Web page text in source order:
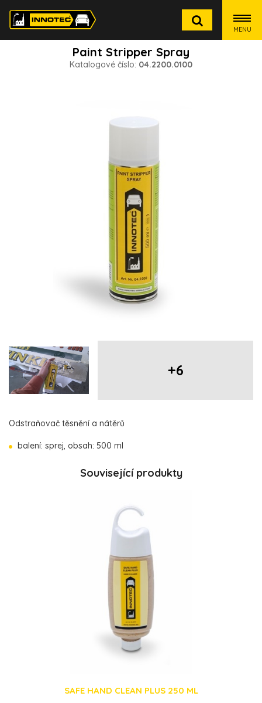
MENU
Paint Stripper Spray
Katalogové číslo: 04.2200.0100
+6
Odstraňovač těsnění a nátěrů
balení: sprej, obsah: 500 ml
Související produkty
SAFE HAND CLEAN PLUS 250 ML